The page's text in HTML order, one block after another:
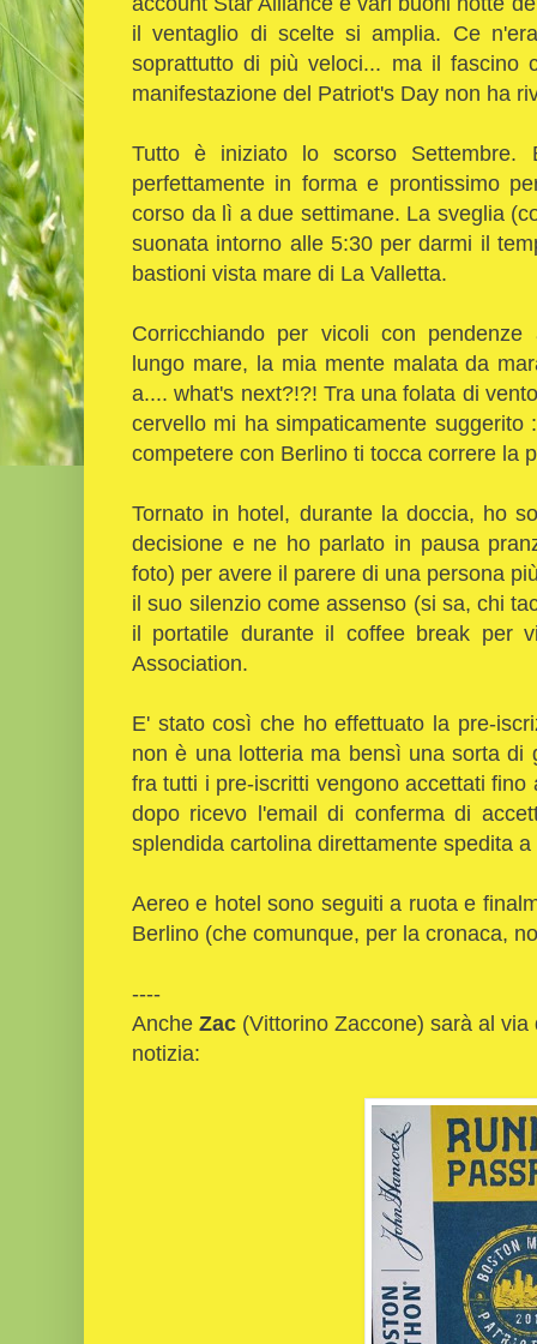
il ventaglio di scelte si amplia. Ce
soprattutto di più veloci... ma il fascino
manifestazione del Patriot's Day non ha
Tutto è iniziato lo scorso
perfettamente in forma e prontissimo
corso da lì a due settimane. La sveglia
suonata intorno alle 5:30 per darmi il
bastioni vista mare di La Valletta.
Corricchiando per vicoli con
lungo mare, la mia mente malata da
a.... what's next?!?! Tra una folata di
cervello mi ha simpaticamente
competere con Berlino ti tocca correre la
Tornato in hotel, durante la doccia, ho
decisione e ne ho parlato in pausa
foto) per avere il parere di una persona
il suo silenzio come assenso (si sa, chi
il portatile durante il coffee break per
Association.
E' stato così che ho effettuato la pre-
non è una lotteria ma bensì una sorta
fra tutti i pre-iscritti vengono accettati
dopo ricevo l'email di conferma di
splendida cartolina direttamente spedita a
Aereo e hotel sono seguiti a ruota e
Berlino (che comunque, per la cronaca,
----
Anche Zac (Vittorino Zaccone) sarà al
notizia: